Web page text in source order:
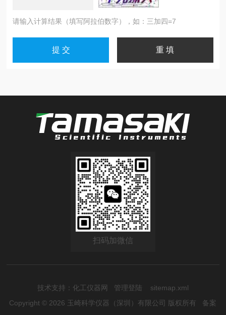
请输入计算结果（填写阿拉伯数字），如：三加四=7
扫码加微信
技术支持： 化工仪器网 管理登陆
sitemap.xml
Copyright © 2026 玉崎科学仪器（深圳）有限公司 版权所有 备案